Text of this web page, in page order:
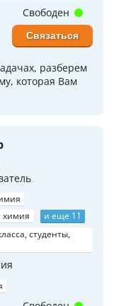
разберем
которая Вам
Свободен
Связаться
химия
и еще 11
студенты,